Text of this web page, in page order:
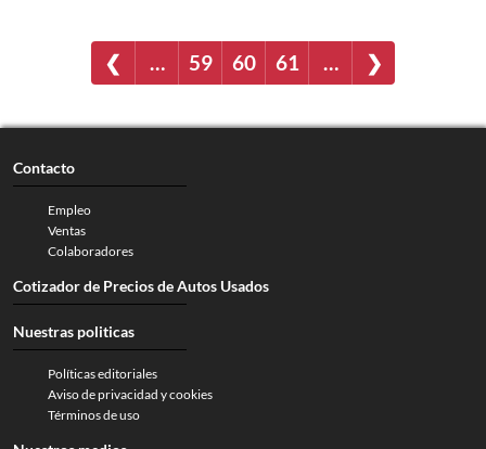
❮ … 59 60 61 … ❯
Contacto
Empleo
Ventas
Colaboradores
Cotizador de Precios de Autos Usados
Nuestras politicas
Políticas editoriales
Aviso de privacidad y cookies
Términos de uso